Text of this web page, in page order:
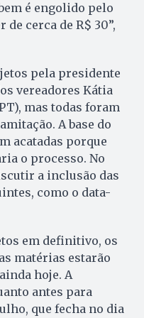
é engolido pelo
cerca de R$ 30”,
pela presidente
vereadores Kátia
mas todas foram
A base do
acatadas porque
o processo. No
a inclusão das
como o data-
em definitivo, os
matérias estarão
hoje. A
antes para
que fecha no dia